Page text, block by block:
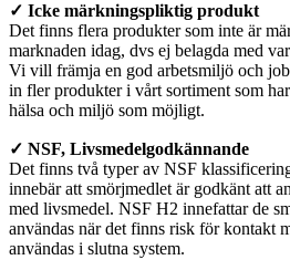
✓ Icke märkningspliktig produkt
Det finns flera produkter som inte är
marknaden idag, dvs ej belagda med
Vi vill främja en god arbetsmiljö och
in fler produkter i vårt sortiment som
hälsa och miljö som möjligt.
✓ NSF, Livsmedelgodkännande
Det finns två typer av NSF
innebär att smörjmedlet är godkänt att
med livsmedel. NSF H2 innefattar de
användas när det finns risk för kontakt
användas i slutna system.